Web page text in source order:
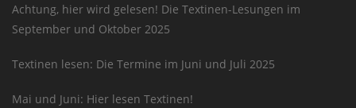
Achtung, hier wird gelesen! Die Textinen-Lesungen im
September und Oktober 2025
Textinen lesen: Die Termine im Juni und Juli 2025
Mai und Juni: Hier lesen Textinen!